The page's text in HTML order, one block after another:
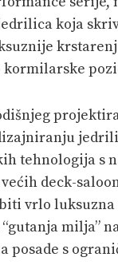
koja
tehnologija s
deck-
vrlo
“gutanja milja”
posade s